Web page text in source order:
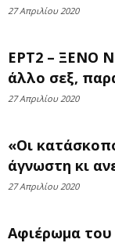
27 Απριλίου 2020
ΕΡΤ2 – ΞΕΝΟ
άλλο σεξ,
27 Απριλίου 2020
«Οι
άγνωστη κι
27 Απριλίου 2020
Αφιέρωμα του